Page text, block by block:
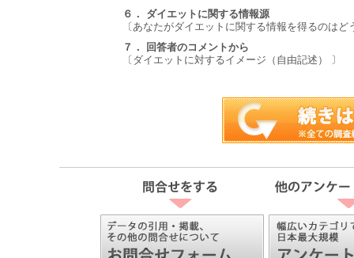
６． ダイエットに関する情報源
〔あなたがダイエットに関する情報を得るのは
７． 回答者のコメントから
〔ダイエットに対するイメージ（自由記述） 〕